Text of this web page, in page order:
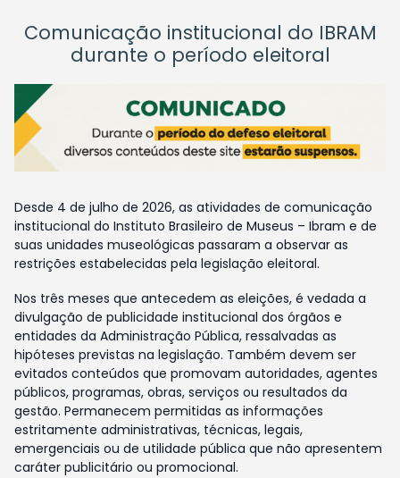
Comunicação institucional do IBRAM
durante o período eleitoral
Desde 4 de julho de 2026, as atividades de comunicação
institucional do Instituto Brasileiro de Museus – Ibram e de
suas unidades museológicas passaram a observar as
restrições estabelecidas pela legislação eleitoral.
Nos três meses que antecedem as eleições, é vedada a
divulgação de publicidade institucional dos órgãos e
entidades da Administração Pública, ressalvadas as
hipóteses previstas na legislação. Também devem ser
evitados conteúdos que promovam autoridades, agentes
públicos, programas, obras, serviços ou resultados da
gestão. Permanecem permitidas as informações
estritamente administrativas, técnicas, legais,
emergenciais ou de utilidade pública que não apresentem
caráter publicitário ou promocional.